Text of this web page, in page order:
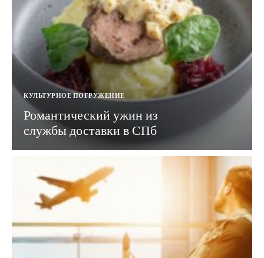
КУЛЬТУРНОЕ ПОГРУЖЕНИЕ
Романтический ужин из
службы доставки в СПб